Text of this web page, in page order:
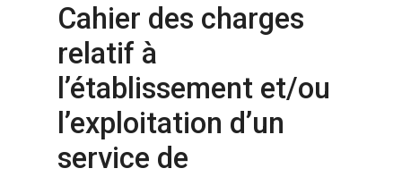
Cahier des charges
relatif à
l’établissement et/ou
l’exploitation d’un
service de